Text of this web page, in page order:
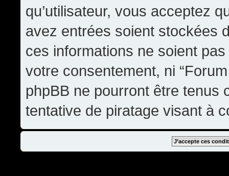
qu’utilisateur, vous acceptez
avez entrées soient stockées
ces informations ne soient
votre consentement, ni
phpBB ne pourront être tenus
tentative de piratage visant à